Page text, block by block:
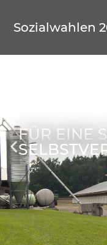
Sozialwahlen